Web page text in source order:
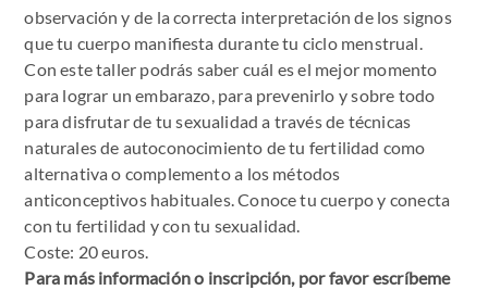
observación y de la correcta interpretación de los signos
que tu cuerpo manifiesta durante tu ciclo menstrual.
Con este taller podrás saber cuál es el mejor momento
para lograr un embarazo, para prevenirlo y sobre todo
para disfrutar de tu sexualidad a través de técnicas
naturales de autoconocimiento de tu fertilidad como
alternativa o complemento a los métodos
anticonceptivos habituales. Conoce tu cuerpo y conecta
con tu fertilidad y con tu sexualidad.
Coste: 20 euros.
Para más información o inscripción, por favor escríbeme